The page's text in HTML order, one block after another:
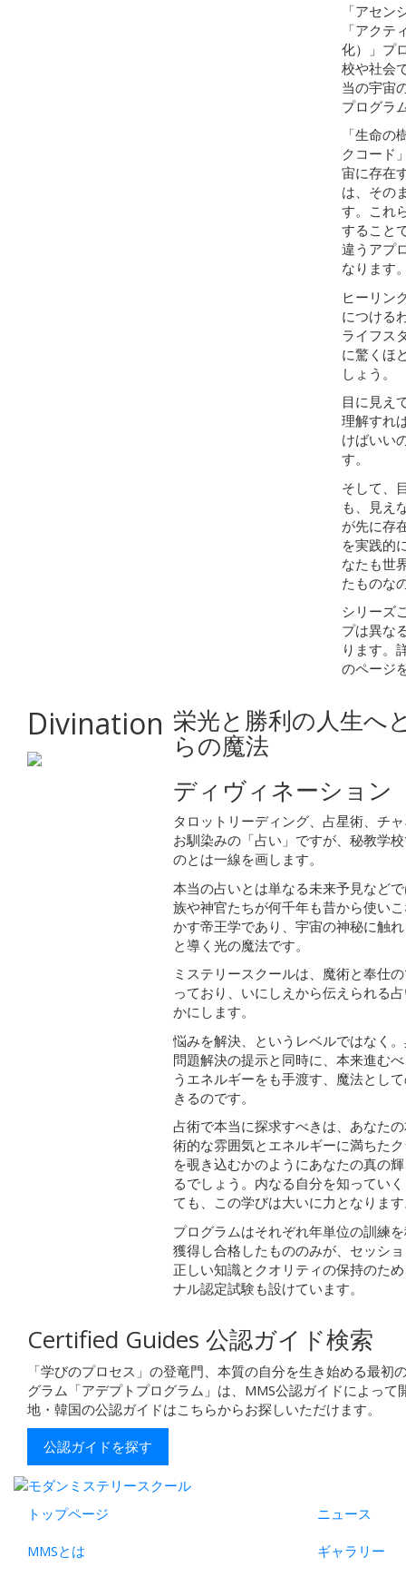
「アセ
「アクテ
化）」プ
校や社会
当の宇宙
プログラ
「生命
クコード
宙に存在
は、その
す。これ
すること
違うアプ
なります
ヒーリン
につける
ライフス
に驚くほ
しょう。
目に見え
理解すれ
けばいい
す。
そして、
も、見え
が先に存
を実践的
なたも世
たものな
シリーズ
プは異な
ります。
のページ
Divination 栄光と勝利の人生へ
らの魔法
ディヴィネーション
タロットリーディング、占星術、チ
お馴染みの「占い」ですが、秘教学
のとは一線を画します。
本当の占いとは単なる未来予見など
族や神官たちが何千年も昔から使い
かす帝王学であり、宇宙の神秘に触
と導く光の魔法です。
ミステリースクールは、魔術と奉仕
っており、いにしえから伝えられる
かにします。
悩みを解決、というレベルではなく
問題解決の提示と同時に、本来進む
うエネルギーをも手渡す、魔法とし
きるのです。
占術で本当に探求すべきは、あなた
術的な雰囲気とエネルギーに満ちた
を覗き込むかのようにあなたの真の
るでしょう。内なる自分を知ってい
ても、この学びは大いに力となりま
プログラムはそれぞれ年単位の訓練
獲得し合格したもののみが、セッシ
正しい知識とクオリティの保持のた
ナル認定試験も設けています。
Certified Guides 公認ガイド検索
「学びのプロセス」の登竜門、本質の自分を生き始める最初
グラム「アデプトプログラム」は、MMS公認ガイドによって
地・韓国の公認ガイドはこちらからお探しいただけます。
公認ガイドを探す
トップページ
MMSとは
ニュース
ギャラリー